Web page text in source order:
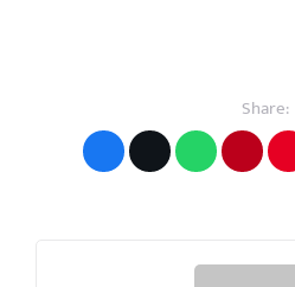
Share: